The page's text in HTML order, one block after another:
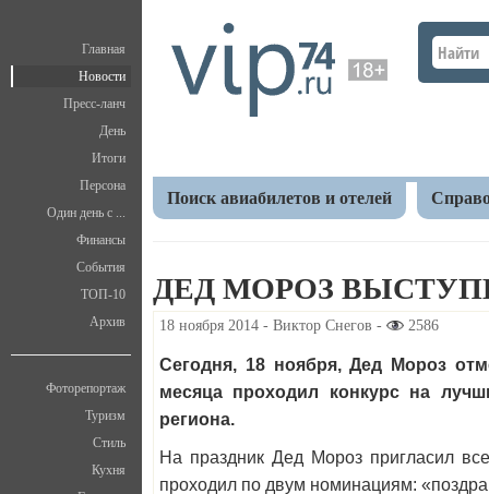
Главная
Новости
Пресс-ланч
День
Итоги
Персона
Один день с ...
Финансы
События
ТОП-10
Архив
Фоторепортаж
Туризм
Стиль
Кухня
Поиск авиабилетов и отелей
ДЕД МОРОЗ
18 ноября 2014 - Виктор Снегов - 2586
Сегодня, 18 ноября, Дед Мороз
месяца проходил конкурс на
региона.
На праздник Дед Мороз пригласил
проходил по двум номинациям: